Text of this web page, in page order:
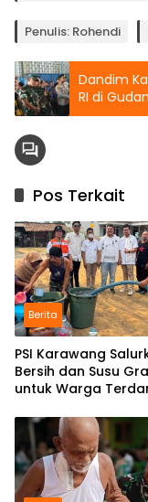
Penulis: Rohendi
Dandim
RI di
Aman
Pos Terkait
Berita
PSI Karawang
Bersih dan Susu
untuk Warga
Selatan